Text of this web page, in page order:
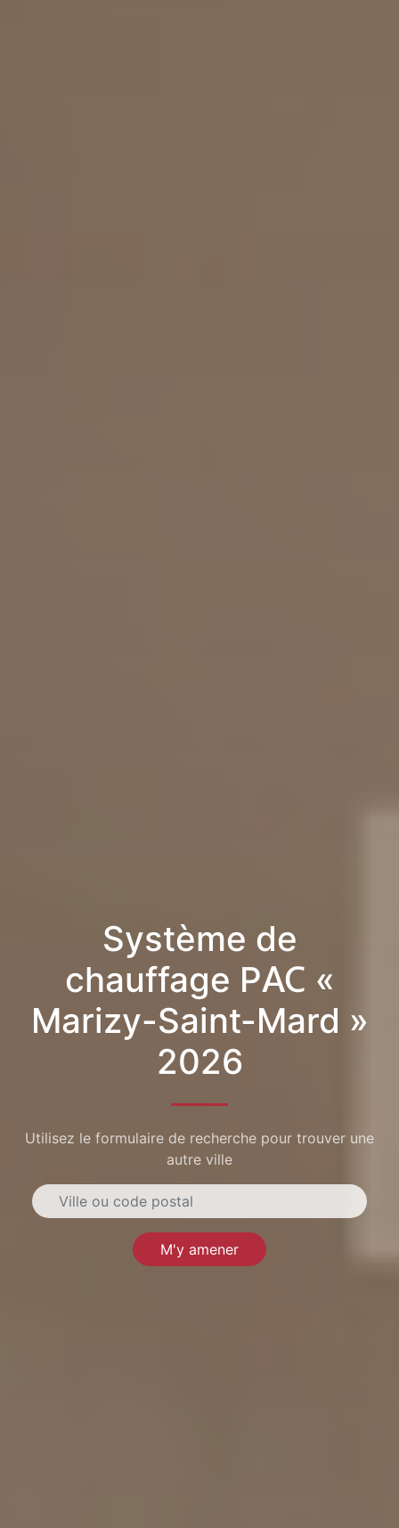
Système de
chauffage PAC «
Marizy-Saint-Mard »
2026
Utilisez le formulaire de recherche pour trouver une
autre ville
M'y amener